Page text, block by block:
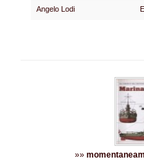
Angelo Lodi
»»